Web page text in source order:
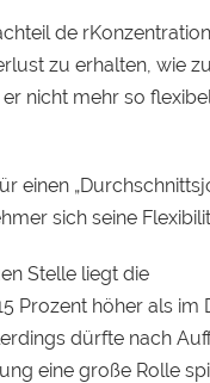
de
zu erhalten, wie
nicht mehr so
einen
sich seine
Stelle liegt die
Prozent höher als im
dürfte nach
eine große Rolle